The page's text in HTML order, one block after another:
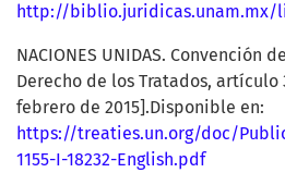
http://biblio.juridicas.unam.mx/
NACIONES UNIDAS. Convención
Derecho de los Tratados, artículo
febrero de 2015].Disponible en:
https://treaties.un.org/doc/
1155-I-18232-English.pdf